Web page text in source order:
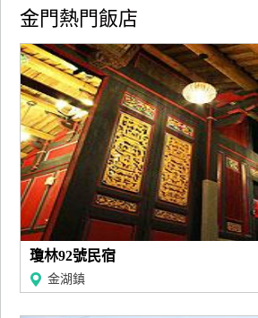
金門熱門飯店
瓊林92號民宿
金湖鎮